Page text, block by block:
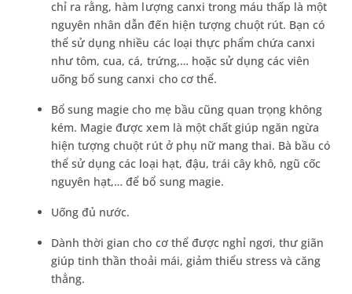
chỉ ra rằng, hàm lượng canxi trong máu thấp là một
nguyên nhân dẫn đến hiện tượng chuột rút. Bạn có
thể sử dụng nhiều các loại thực phẩm chứa canxi
như tôm, cua, cá, trứng,… hoặc sử dụng các viên
uống bổ sung canxi cho cơ thể.
Bổ sung magie cho mẹ bầu cũng quan trọng không
kém. Magie được xem là một chất giúp ngăn ngừa
hiện tượng chuột rút ở phụ nữ mang thai. Bà bầu có
thể sử dụng các loại hạt, đậu, trái cây khô, ngũ cốc
nguyên hạt,… để bổ sung magie.
Uống đủ nước.
Dành thời gian cho cơ thể được nghỉ ngơi, thư giãn
giúp tinh thần thoải mái, giảm thiểu stress và căng
thẳng.